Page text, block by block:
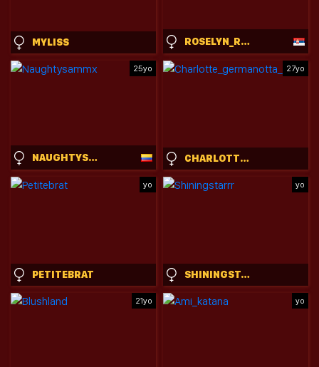
MYLISS ROSELYN_ROSE
25yo
NAUGHTYSAMMX
27yo
CHARLOTTE_GERMANOTTA_
yo
PETITEBRAT
yo
SHININGSTARRR
21yo yo